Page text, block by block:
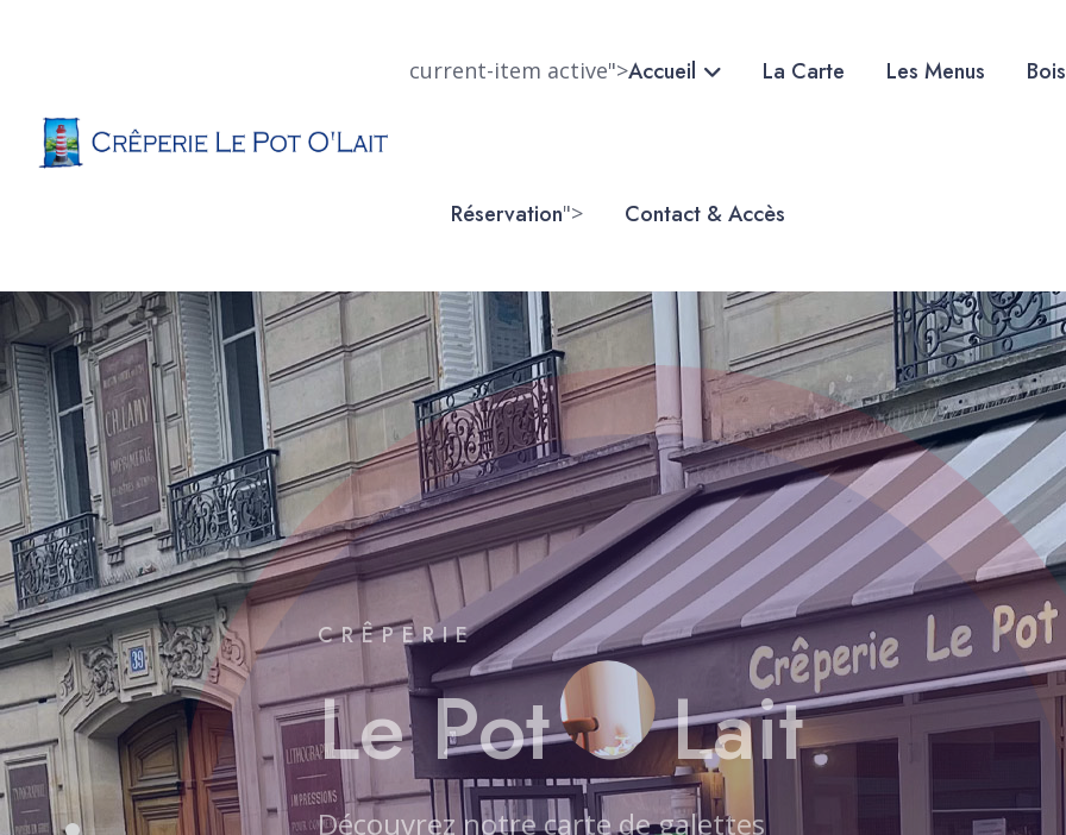
current-item active">Accueil La Carte Les Menus
Réservation"> Contact & Accès
CRÊPERIE
Le Pot O Lait